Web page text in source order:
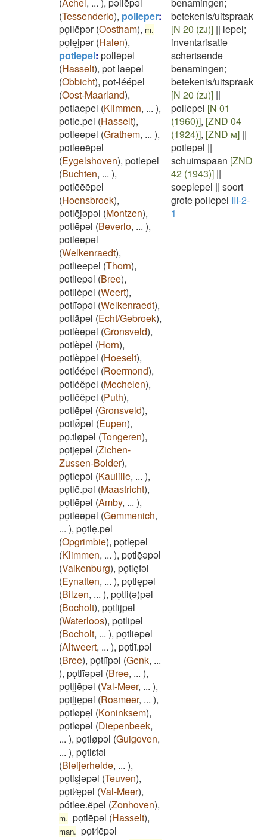
(Tessenderlo), polleper:
poͅllēpər(Oostham), m.
poͅleͅi̯pər(Halen),
potlepel: pollēpəl
(Hasselt), pot laepel
(Obbicht), pot-léépel
(Oost-Maarland),
potlaepel (Klimmen, ... ),
potle.pel (Hasselt),
potleepel (Grathem, ... ),
potleeëpel
(Eygelshoven), potlepel
(Buchten, ... ),
potlēēëpel
(Hoensbroek),
potlēi̯əpəl (Montzen),
potlēpəl (Beverlo, ... ),
potlēəpəl
(Welkenraedt),
potlieepel (Thorn),
potliepəl (Bree),
potlièpel (Weert),
potlīəpəl (Welkenraedt),
potläpel (Echt/Gebroek),
potlèepel (Gronsveld),
potlèpel (Horn),
potlèppel (Hoeselt),
potléépel (Roermond),
potléëpel (Mechelen),
potlêêpel (Puth),
potlëpel (Gronsveld),
potlø͂ͅpəl (Eupen),
poͅ.tløͅpəl (Tongeren),
poͅtjeͅpəl (Zichen-
Zussen-Bolder),
poͅtlepəl (Kaulille, ... ),
poͅtlē.pəl (Maastricht),
poͅtlēpəl (Amby, ... ),
poͅtlēəpəl (Gemmenich,
... ), poͅtlēͅ.pəl
(Opgrimbie), poͅtlēͅpəl
(Klimmen, ... ), poͅtlēͅəpəl
(Valkenburg), poͅtleͅfəl
(Eynatten, ... ), poͅtleͅpəl
(Bilzen, ... ), poͅtli(ə)pəl
(Bocholt), poͅtlijpəl
(Waterloos), poͅtlipəl
(Bocholt, ... ), poͅtliəpəl
(Altweert, ... ), poͅtlī.pəl
(Bree), poͅtlīpəl (Genk, ...
), poͅtlīəpəl (Bree, ... ),
poͅtli̯ēpəl (Val-Meer, ... ),
poͅtli̯eͅpəl (Rosmeer, ... ),
poͅtløpeͅl (Koninksem),
poͅtløpəl (Diepenbeek,
... ), poͅtløͅpəl (Guigoven,
... ), poͅtlɛfəl
(Bleijerheide, ... ),
poͅtlɛi̯əpəl (Teuven),
poͅtl⁄eͅpəl (Val-Meer),
pótlee.ëpel (Zonhoven),
m. poͅtlēpəl (Hasselt),
man. poͅt⁄lēpəl
betekenis/uitspraak
[N 20 (zj)] || lepel;
inventarisatie
schertsende
benamingen;
betekenis/uitspraak
[N 20 (zj)] ||
pollepel [N 01
(1960)], [ZND 04
(1924)], [ZND m] ||
potlepel ||
schuimspaan [ZND
42 (1943)] ||
soeplepel || soort
grote pollepel III-2-
1